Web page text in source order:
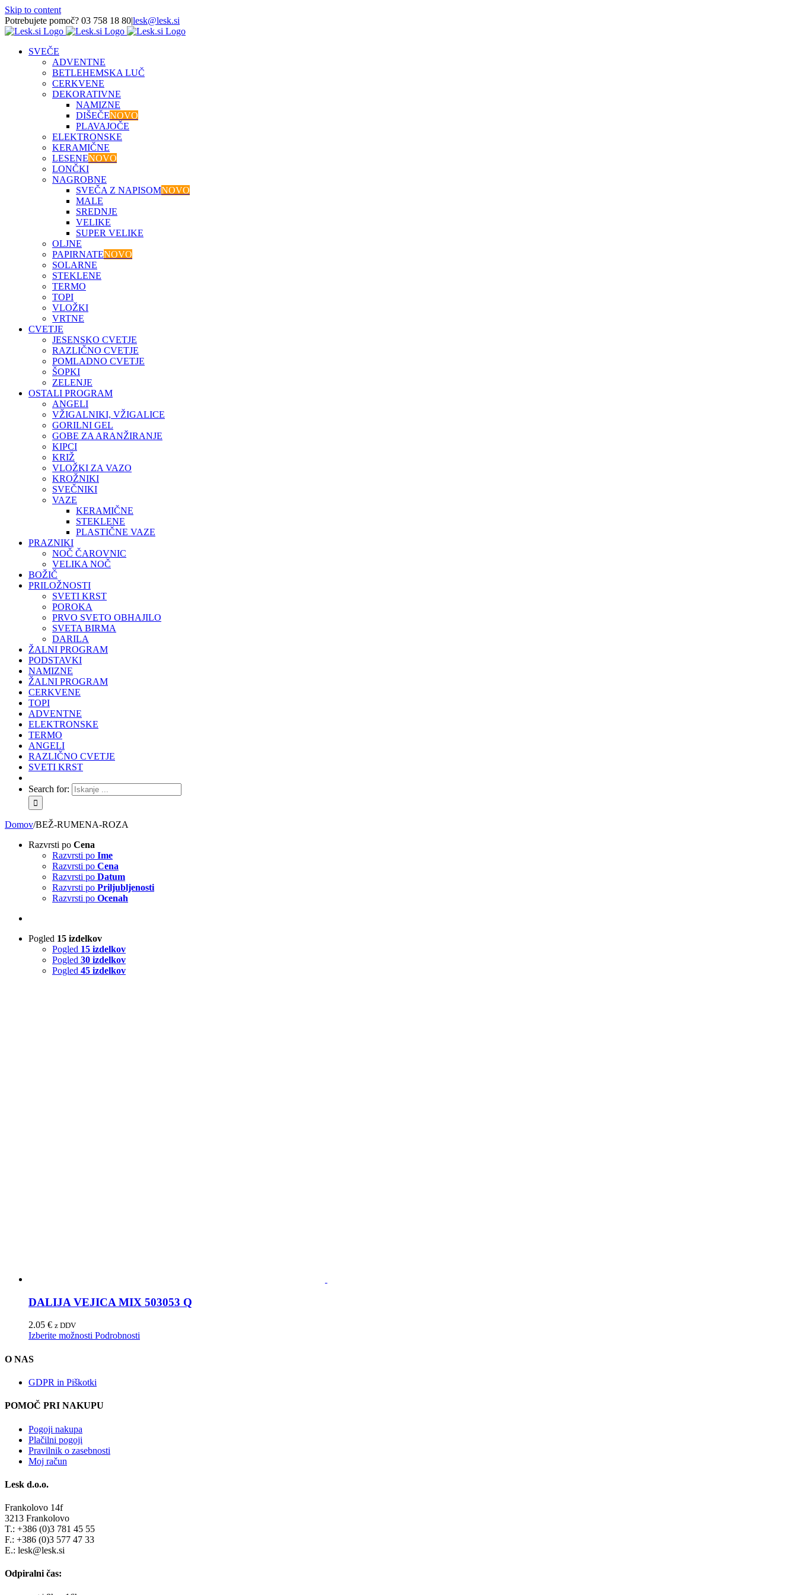
Skip to content
Potrebujete pomoč? 03 758 18 80|lesk@lesk.si
SVEČE
ADVENTNE
BETLEHEMSKA LUČ
CERKVENE
DEKORATIVNE
NAMIZNE
DIŠEČENOVO
PLAVAJOČE
ELEKTRONSKE
KERAMIČNE
LESENENOVO
LONČKI
NAGROBNE
SVEČA Z NAPISOMNOVO
MALE
SREDNJE
VELIKE
SUPER VELIKE
OLJNE
PAPIRNATENOVO
SOLARNE
STEKLENE
TERMO
TOPI
VLOŽKI
VRTNE
CVETJE
JESENSKO CVETJE
RAZLIČNO CVETJE
POMLADNO CVETJE
ŠOPKI
ZELENJE
OSTALI PROGRAM
ANGELI
VŽIGALNIKI, VŽIGALICE
GORILNI GEL
GOBE ZA ARANŽIRANJE
KIPCI
KRIŽ
VLOŽKI ZA VAZO
KROŽNIKI
SVEČNIKI
VAZE
KERAMIČNE
STEKLENE
PLASTIČNE VAZE
PRAZNIKI
NOČ ČAROVNIC
VELIKA NOČ
BOŽIČ
PRILOŽNOSTI
SVETI KRST
POROKA
PRVO SVETO OBHAJILO
SVETA BIRMA
DARILA
ŽALNI PROGRAM
PODSTAVKI
NAMIZNE
ŽALNI PROGRAM
CERKVENE
TOPI
ADVENTNE
ELEKTRONSKE
TERMO
ANGELI
RAZLIČNO CVETJE
SVETI KRST
Search for:
Domov/BEŽ-RUMENA-ROZA
Razvrsti po Cena
Razvrsti po Ime
Razvrsti po Cena
Razvrsti po Datum
Razvrsti po Priljubljenosti
Razvrsti po Ocenah
Pogled 15 izdelkov
Pogled 15 izdelkov
Pogled 30 izdelkov
Pogled 45 izdelkov
DALIJA VEJICA MIX 503053 Q
2.05 € z DDV
Izberite možnosti Podrobnosti
O NAS
GDPR in Piškotki
POMOČ PRI NAKUPU
Pogoji nakupa
Plačilni pogoji
Pravilnik o zasebnosti
Moj račun
Lesk d.o.o.
Frankolovo 14f
3213 Frankolovo
T.: +386 (0)3 781 45 55
F.: +386 (0)3 577 47 33
E.: lesk@lesk.si
Odpiralni čas: